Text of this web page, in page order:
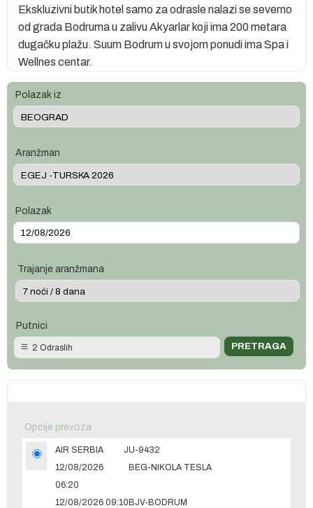
Ekskluzivni butik hotel samo za odrasle nalazi se severno
od grada Bodruma u zalivu Akyarlar koji ima 200 metara
dugačku plažu. Suum Bodrum u svojom ponudi ima Spa i
Wellnes centar.
Polazak iz
Aranžman
Polazak
Trajanje aranžmana
Putnici
2 Odraslih
Opcije prevoza
AIR SERBIA
JU-9432
12/08/2026
06:20
BEG-NIKOLA TESLA
12/08/2026 09:10BJV-BODRUM